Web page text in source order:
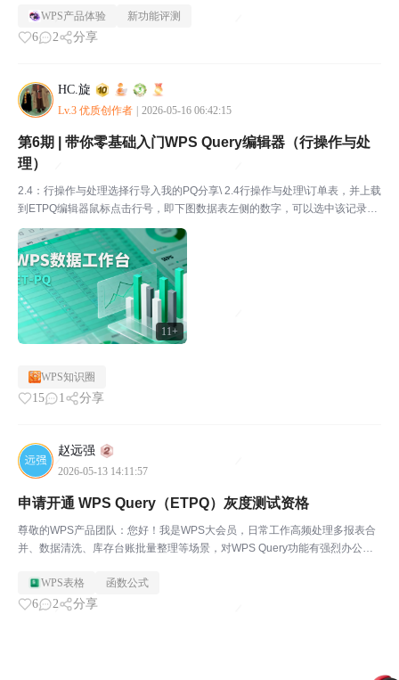
WPS产品体验
新功能评测
6 2 分享
HC.旋
Lv.3 优质创作者 2026-05-16 06:42:15
11+
第6期 | 带你零基础入门WPS Query编辑器（行操作与处
理）
2.4：行操作与处理选择行导入我的PQ分享\ 2.4行操作与处理\订单表，并上载
到ETPQ编辑器鼠标点击行号，即下图数据表左侧的数字，可以选中该记录整
行每次只能点击一行，无法同时选中多行但这个功能目前没什么作用（某软P
Q即MSOPQ，会在数据下方出现Rec...
WPS知识圈
15 1 分享
赵远强
2026-05-13 14:11:57
申请开通 WPS Query（ETPQ）灰度测试资格
尊敬的WPS产品团队：您好！我是WPS大会员，日常工作高频处理多报表合
并、数据清洗、库存台账批量整理等场景，对WPS Query功能有强烈办公刚
体验后会积极反馈功能问题和优化...
WPS表格 函数公式
6 2 分享